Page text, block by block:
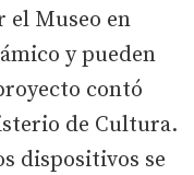
Museo en
y pueden
contó
de Cultura.
dispositivos se